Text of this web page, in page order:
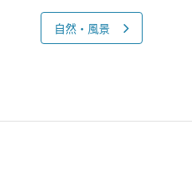
自然・風景